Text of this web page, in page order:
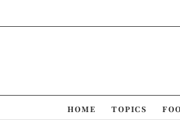
to
HOME TOPICS